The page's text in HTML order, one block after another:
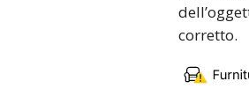
corretto.